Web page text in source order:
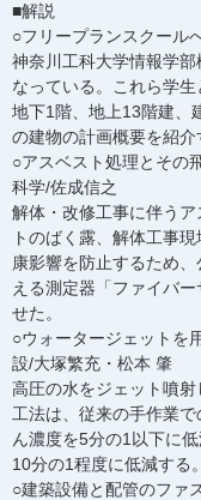
■解説
○フリープランスクール
神奈川工科大学情報学
なっている。これら学
地下1階、地上13階建、
の建物の計画概要を紹介
○アスベスト処理とその
科学/佐成信之
解体・改修工事に伴う
トのばく露、解体工事
康影響を防止するため
える測定器「ファイバ
せた。
○ウォータージェットを
設/大塚繁充・松本 肇
高圧の水をジェット噴
工法は、従来の手作業
ん濃度を5分の1以下に
10分の1程度に低減する。
○建築設備と配管のファ